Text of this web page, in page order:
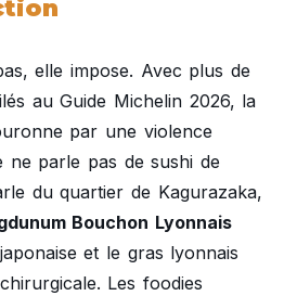
elle impose. Avec plus de
au Guide Michelin 2026, la
par une violence
ne parle pas de sushi de
du quartier de Kagurazaka,
Bouchon Lyonnais
et le gras lyonnais
Les foodies